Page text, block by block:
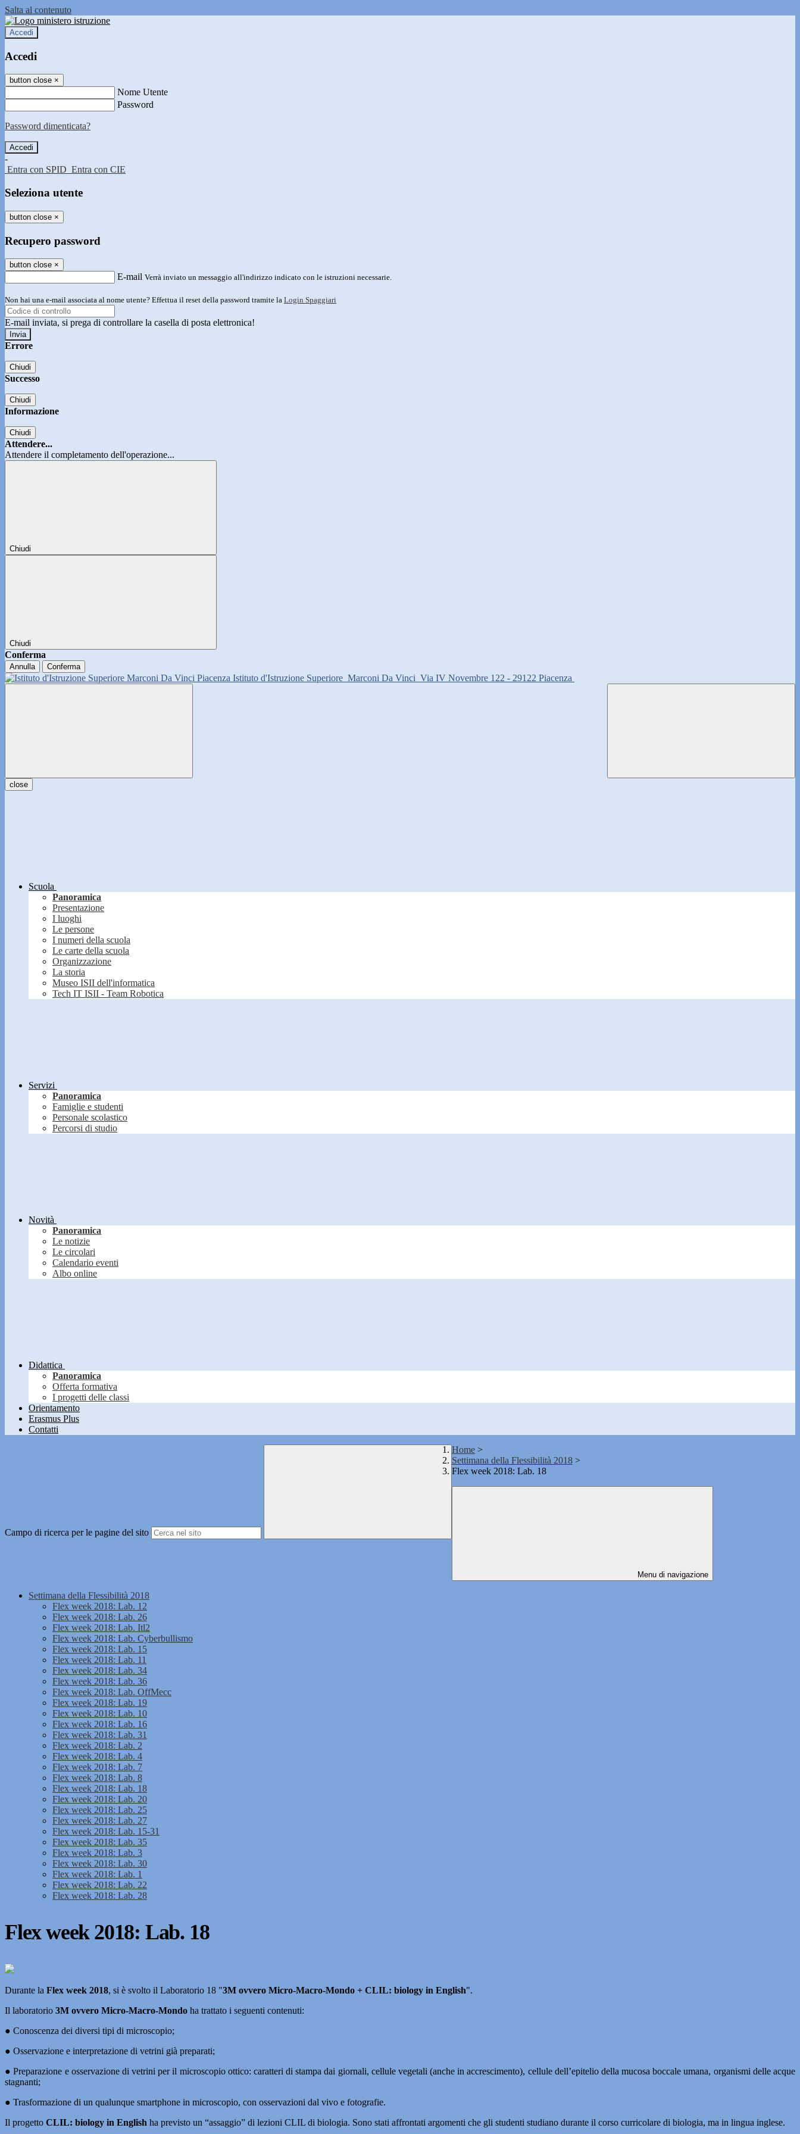
Salta al contenuto
Accedi
Accedi
button close ×
Nome Utente
Password
Password dimenticata?
-
Entra con SPID Entra con CIE
Seleziona utente
button close ×
Recupero password
button close ×
E-mail Verrà inviato un messaggio all'indirizzo indicato con le istruzioni necessarie.
Non hai una e-mail associata al nome utente? Effettua il reset della password tramite la Login Spaggiari
E-mail inviata, si prega di controllare la casella di posta elettronica!
Errore
Chiudi
Successo
Chiudi
Informazione
Chiudi
Attendere...
Attendere il completamento dell'operazione...
Chiudi
Chiudi
Conferma
Annulla Conferma
Istituto d'Istruzione Superiore Marconi Da Vinci Via IV Novembre 122 - 29122 Piacenza
close
Scuola
Panoramica
Presentazione
I luoghi
Le persone
I numeri della scuola
Le carte della scuola
Organizzazione
La storia
Museo ISII dell'informatica
Tech IT ISII - Team Robotica
Servizi
Panoramica
Famiglie e studenti
Personale scolastico
Percorsi di studio
Novità
Panoramica
Le notizie
Le circolari
Calendario eventi
Albo online
Didattica
Panoramica
Offerta formativa
I progetti delle classi
Orientamento
Erasmus Plus
Contatti
Campo di ricerca per le pagine del sito
Home >
Settimana della Flessibilità 2018 >
Flex week 2018: Lab. 18
Menu di navigazione
Settimana della Flessibilità 2018
Flex week 2018: Lab. 12
Flex week 2018: Lab. 26
Flex week 2018: Lab. Itl2
Flex week 2018: Lab. Cyberbullismo
Flex week 2018: Lab. 15
Flex week 2018: Lab. 11
Flex week 2018: Lab. 34
Flex week 2018: Lab. 36
Flex week 2018: Lab. OffMecc
Flex week 2018: Lab. 19
Flex week 2018: Lab. 10
Flex week 2018: Lab. 16
Flex week 2018: Lab. 31
Flex week 2018: Lab. 2
Flex week 2018: Lab. 4
Flex week 2018: Lab. 7
Flex week 2018: Lab. 8
Flex week 2018: Lab. 18
Flex week 2018: Lab. 20
Flex week 2018: Lab. 25
Flex week 2018: Lab. 27
Flex week 2018: Lab. 15-31
Flex week 2018: Lab. 35
Flex week 2018: Lab. 3
Flex week 2018: Lab. 30
Flex week 2018: Lab. 1
Flex week 2018: Lab. 22
Flex week 2018: Lab. 28
Flex week 2018: Lab. 18
Durante la Flex week 2018, si è svolto il Laboratorio 18 "3M ovvero Micro-Macro-Mondo + CLIL: biology in English".
Il laboratorio 3M ovvero Micro-Macro-Mondo ha trattato i seguenti contenuti:
● Conoscenza dei diversi tipi di microscopio;
● Osservazione e interpretazione di vetrini già preparati;
● Preparazione e osservazione di vetrini per il microscopio ottico: caratteri di stampa dai giornali, cellule vegetali (anche in accrescimento), cellule dell’epitelio della mucosa boccale umana, organismi delle acque
stagnanti;
● Trasformazione di un qualunque smartphone in microscopio, con osservazioni dal vivo e fotografie.
Il progetto CLIL: biology in English ha previsto un “assaggio” di lezioni CLIL di biologia. Sono stati affrontati argomenti che gli studenti studiano durante il corso curricolare di biologia, ma in lingua inglese.